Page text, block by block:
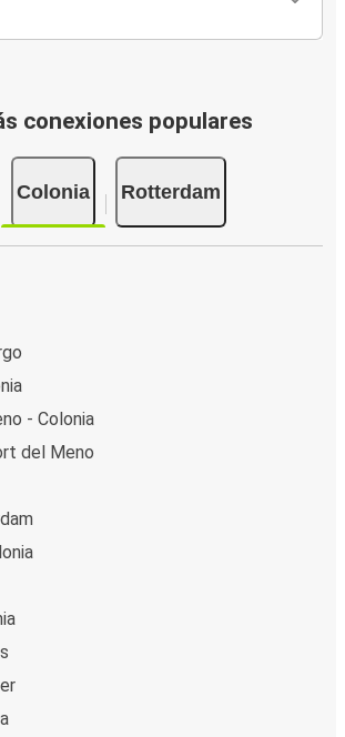
conexiones populares
Colonia Rotterdam
- Colonia
del Meno